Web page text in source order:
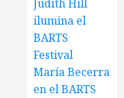
Judith Hill
ilumina el
BARTS
Festival
María Becerra
en el BARTS